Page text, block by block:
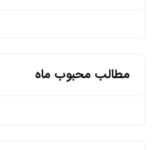
مطالب محبوب ماه